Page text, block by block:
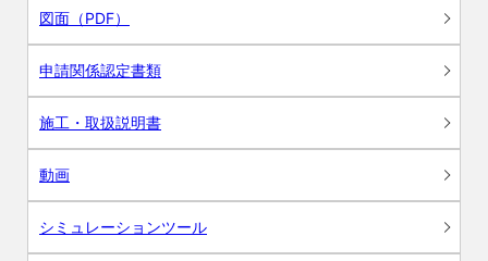
図面（PDF）
申請関係認定書類
施工・取扱説明書
動画
シミュレーションツール